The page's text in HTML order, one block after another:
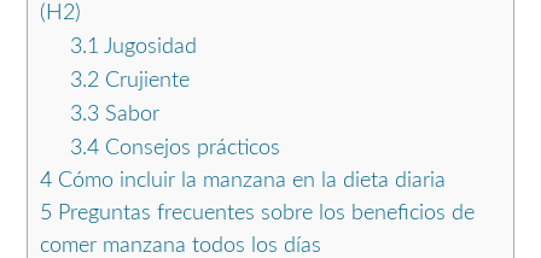
(H2)
3.1 Jugosidad
3.2Crujiente
3.3Sabor
3.4Consejos prácticos
4 Cómo incluir la manzana en la dieta diaria
5 Preguntas frecuentes sobre los beneficios de
comer manzana todos los días